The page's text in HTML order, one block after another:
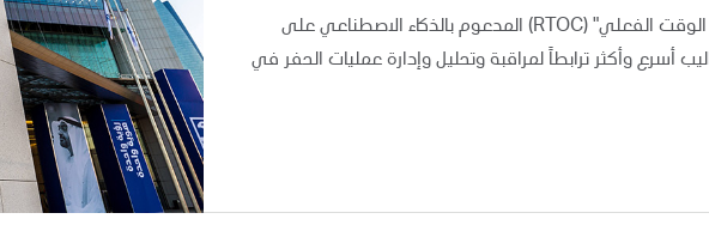
أعلنت "أدنوك" اليوم عن تطبيق ونشر نظام "مركز متابعة العمليات في الوقت الفعلي" (RTOC) المدعوم بالذكاء الاصطناعي على
لفرق العمل أساليب أسرع وأكثر ترابطاً لمراقبة وتحليل وإدارة عمليات الحفر في